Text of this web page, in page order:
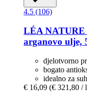
4.5 (106)
LÉA NATURE
arganovo ulje,
djelotvorno
bogato
idealno za
€ 16,09 (€ 321,80 /